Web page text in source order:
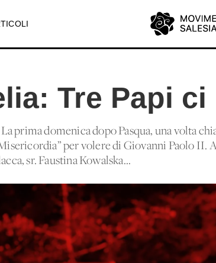
Tre Papi
La prima domenica dopo Pasqua, una volta
per volere di Giovanni Paolo II.
sr. Faustina Kowalska...